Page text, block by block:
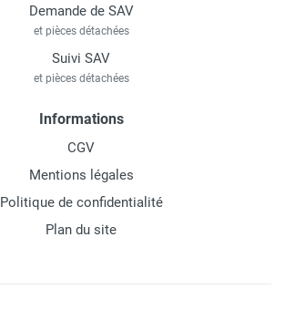
Demande de SAV
et pièces détachées
Suivi SAV
et pièces détachées
Informations
CGV
Mentions légales
Politique de confidentialité
Plan du site